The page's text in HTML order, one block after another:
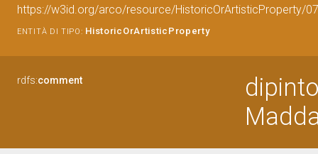
https://w3id.org/arco/resource/HistoricOrArtisticProperty/
ENTITÀ DI TIPO: HistoricOrArtisticProperty
rdfs:comment